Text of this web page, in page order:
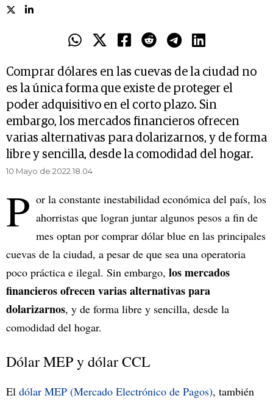
Comprar dólares en las cuevas de la ciudad no
es la única forma que existe de proteger el
poder adquisitivo en el corto plazo. Sin
embargo, los mercados financieros ofrecen
varias alternativas para dolarizarnos, y de forma
libre y sencilla, desde la comodidad del hogar.
10 Mayo de 2022 18.04
P or la constante inestabilidad económica del país, los
ahorristas que logran juntar algunos pesos a fin de
mes optan por comprar dólar blue en las principales
cuevas de la ciudad, a pesar de que sea una operatoria
poco práctica e ilegal. Sin embargo, los mercados
financieros ofrecen varias alternativas para
dolarizarnos, y de forma libre y sencilla, desde la
comodidad del hogar.
Dólar MEP y dólar CCL
El dólar MEP (Mercado Electrónico de Pagos), también